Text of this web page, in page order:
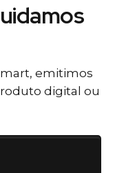
emitimos
digital ou